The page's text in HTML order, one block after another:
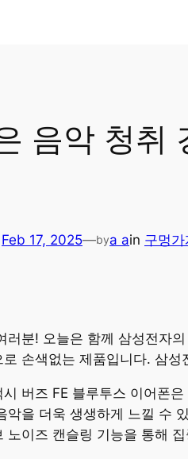
음악 청취
Feb 17, 2025—bya ain 구멍가
러분! 오늘은 함께 삼성전자
로 손색없는 제품입니다. 삼
시 버즈 FE 블루투스 이어폰
악을 더욱 생생하게 느낄 수
노이즈 캔슬링 기능을 통해